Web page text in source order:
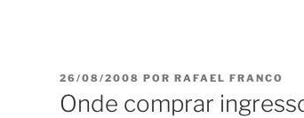
PUBLICADO
EM
26/08/2008 POR RAFAEL FRANCO
Onde comprar